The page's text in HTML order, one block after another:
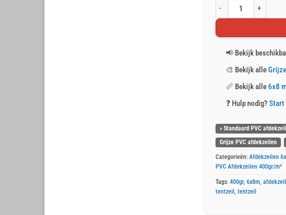
Grijs PVC afdekzeil
📢 Bekijk
🎨 Bekijk alle
📏 Bekijk alle6x8
❓ Hulp nodig? Start
> Standaard PVC
Grijze PVC afdekzeilen
Categorieën:Afdekzeilen
PVC Afdekzeilen 400gr/m²
Tags:400gr,6x8m,afdekzeil
tentzeil,tentzeil